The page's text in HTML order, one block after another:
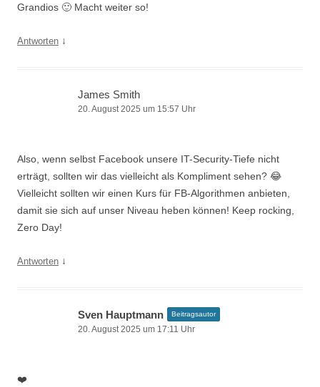
Grandios 🙂 Macht weiter so!
Antworten ↓
James Smith
20. August 2025 um 15:57 Uhr
Also, wenn selbst Facebook unsere IT-Security-Tiefe nicht
erträgt, sollten wir das vielleicht als Kompliment sehen? 😂
Vielleicht sollten wir einen Kurs für FB-Algorithmen anbieten,
damit sie sich auf unser Niveau heben können! Keep rocking,
Zero Day!
Antworten ↓
Sven Hauptmann Beitragsautor
20. August 2025 um 17:11 Uhr
❤️